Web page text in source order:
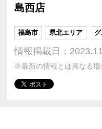
島西店
福島市 県北エリア
情報掲載日：
※最新の情報とは異なる場